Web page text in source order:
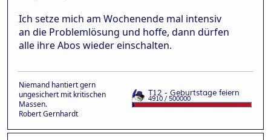
Ich setze mich am Wochenende mal intensiv
an die Problemlösung und hoffe, dann dürfen
alle ihre Abos wieder einschalten.
Niemand hantiert gern
ungesichert mit kritischen
Massen.
Robert Gernhardt